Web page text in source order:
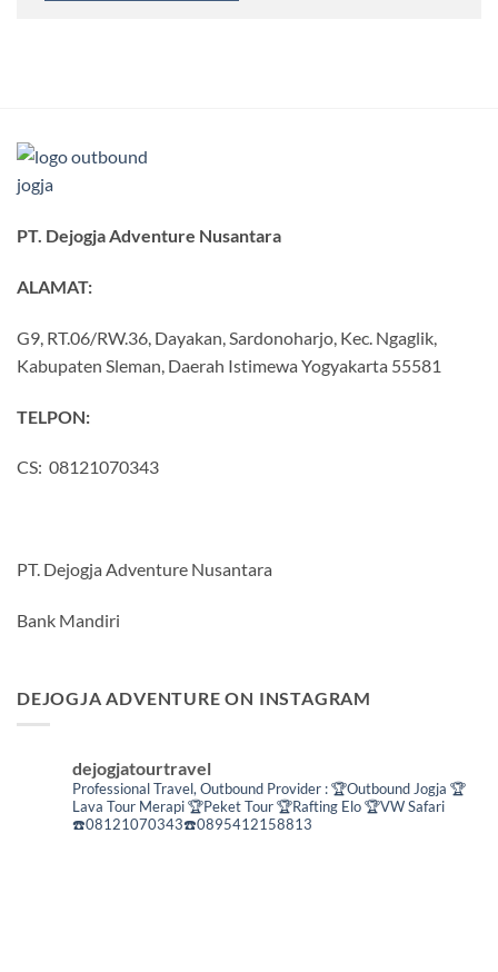
PT. Dejogja Adventure Nusantara
ALAMAT:
G9, RT.06/RW.36, Dayakan, Sardonoharjo, Kec. Ngaglik,
Kabupaten Sleman, Daerah Istimewa Yogyakarta 55581
TELPON:
CS: 08121070343
PT. Dejogja Adventure Nusantara
Bank Mandiri
DEJOGJA ADVENTURE ON INSTAGRAM
dejogjatourtravel
Professional Travel,Outbound Provider :🏆Outbound Jogja 🏆
Lava Tour Merapi🏆Peket Tour🏆Rafting Elo🏆VW Safari
☎️08121070343☎️0895412158813